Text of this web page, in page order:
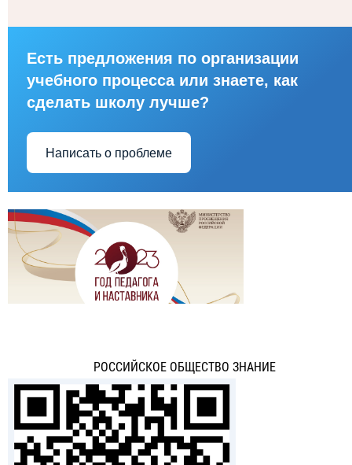
Есть предложения по организации
учебного процесса или знаете, как
сделать школу лучше?
Написать о проблеме
РОССИЙСКОЕ ОБЩЕСТВО ЗНАНИЕ